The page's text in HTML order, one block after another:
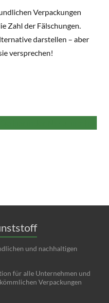
Verpackungen
Zahl der Fälschungen.
darstellen – aber
versprechen!
und nachhaltigen
für alle Unternehmen und
Verpackungen